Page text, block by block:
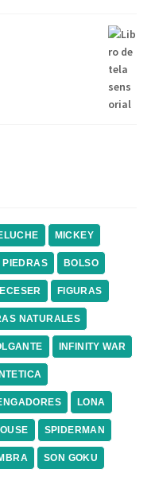
MICKEY
PIEDRAS BOLSO
FIGURAS
NATURALES
INFINITY WAR
LONA
SPIDERMAN
SON GOKU